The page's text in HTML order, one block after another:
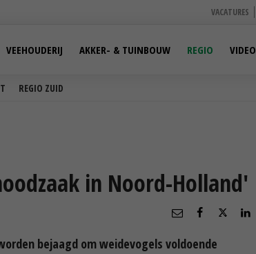
VACATURES
REGIO ZUID
VEEHOUDERIJ AKKER- & TUINBOUW REGIO VIDEO
in Noord-Holland'
bejaagd om weidevogels voldoende